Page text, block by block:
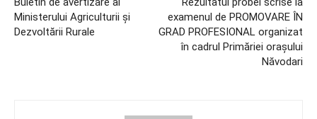
Ministerului Agriculturii și
Dezvoltării Rurale
examenul de PROMOVARE ÎN
GRAD PROFESIONAL organizat
în cadrul Primăriei orașului
Năvodari